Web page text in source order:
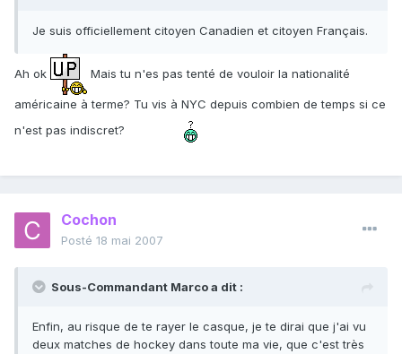
Je suis officiellement citoyen Canadien et citoyen Français.
Ah ok Mais tu n'es pas tenté de vouloir la nationalité
américaine à terme? Tu vis à NYC depuis combien de temps si ce
n'est pas indiscret?
Cochon
Posté 18 mai 2007
Sous-Commandant Marco a dit :
Enfin, au risque de te rayer le casque, je te dirai que j'ai vu
deux matches de hockey dans toute ma vie, que c'est très